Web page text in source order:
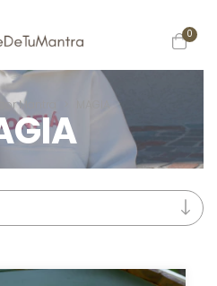
0
Mantra